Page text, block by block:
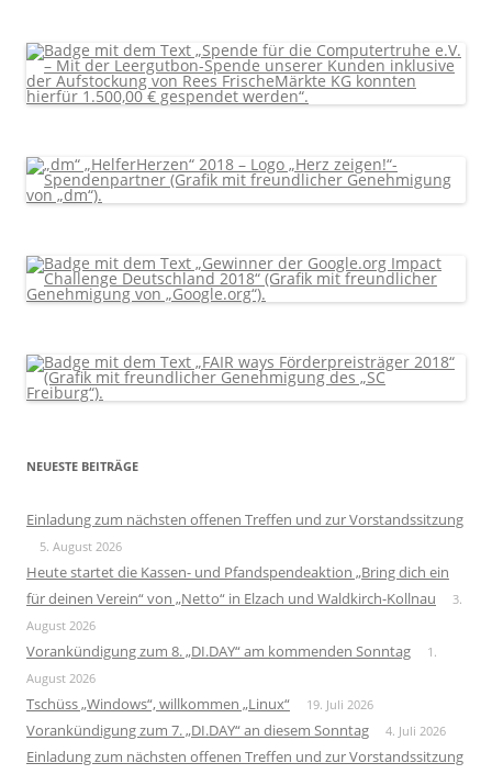
NEUESTE BEITRÄGE
Einladung zum nächsten offenen Treffen und zur Vorstandssitzung
5. August 2026
Heute startet die Kassen- und Pfandspendeaktion „Bring dich ein
für deinen Verein“ von „Netto“ in Elzach und Waldkirch-Kollnau
3.
August 2026
Vorankündigung zum 8. „DI.DAY“ am kommenden Sonntag
1.
August 2026
Tschüss „Windows“, willkommen „Linux“ 19. Juli 2026
Vorankündigung zum 7. „DI.DAY“ an diesem Sonntag 4. Juli 2026
Einladung zum nächsten offenen Treffen und zur Vorstandssitzung